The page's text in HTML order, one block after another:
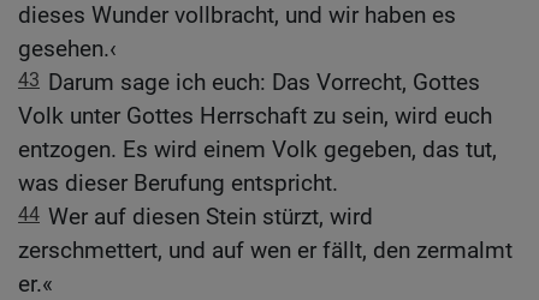
dieses Wunder vollbracht, und wir haben es
gesehen.‹
43 Darum sage ich euch: Das Vorrecht, Gottes
Volk unter Gottes Herrschaft zu sein, wird euch
entzogen. Es wird einem Volk gegeben, das tut,
was dieser Berufung entspricht.
44 Wer auf diesen Stein stürzt, wird
zerschmettert, und auf wen er fällt, den zermalmt
er.«